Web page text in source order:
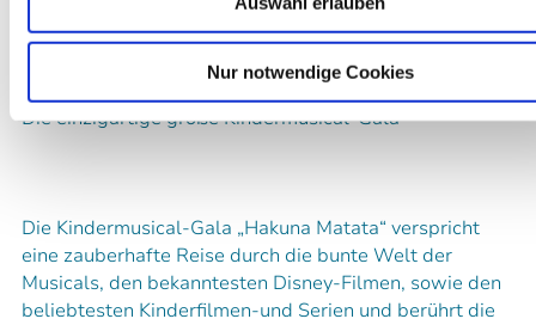
Nur notwendige Cookies
Kalendereintrag Empfehlen
Die einzigartige große Kindermusical-Gala
Die Kindermusical-Gala „Hakuna Matata“ verspricht
eine zauberhafte Reise durch die bunte Welt der
Musicals, den bekanntesten Disney-Filmen, sowie den
beliebtesten Kinderfilmen-und Serien und berührt die